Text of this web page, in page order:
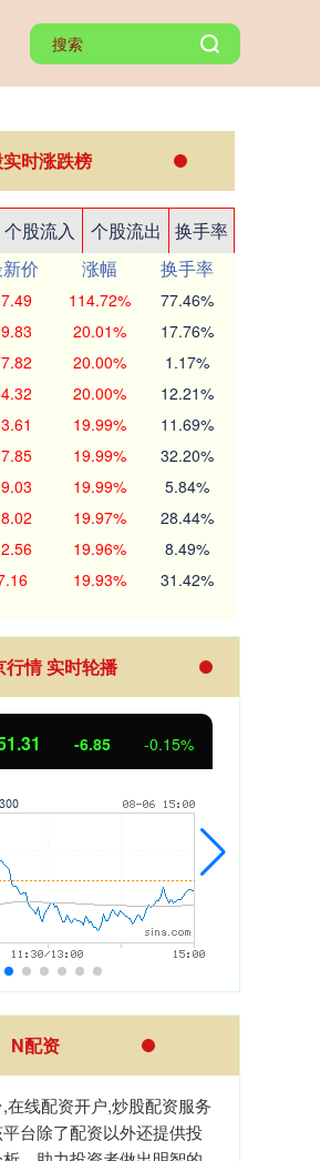
时涨跌榜
个股流入 个股流出
换手率
价 涨幅
换手率
114.72% 77.46%
20.01% 17.76%
20.00% 1.17%
20.00% 12.21%
19.99% 11.69%
19.99% 32.20%
19.99% 5.84%
19.97% 28.44%
19.96% 8.49%
19.93% 31.42%
行情 实时轮播
北证50 1122.88
N配资
在线配资开户,炒股配资服务
平台除了配资以外还提供投